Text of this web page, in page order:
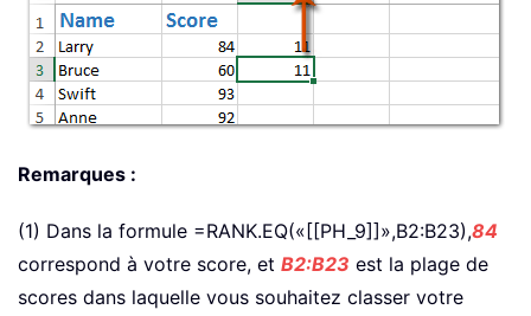
Remarques :
(1) Dans la formule =RANK.EQ(«[[PH_9]]»,B2:B23),84
correspond à votre score, et B2:B23 est la plage de
scores dans laquelle vous souhaitez classer votre